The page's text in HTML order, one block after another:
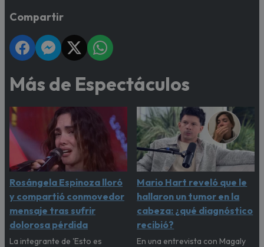
Compartir
Más de Espectáculos
Rosángela Espinoza lloró
y compartió conmovedor
mensaje tras sufrir
dolorosa pérdida
La integrante de 'Esto es
Mario Hart reveló que le
hallaron un tumor en la
cabeza: ¿qué diagnóstico
recibió?
En una entrevista con Magaly